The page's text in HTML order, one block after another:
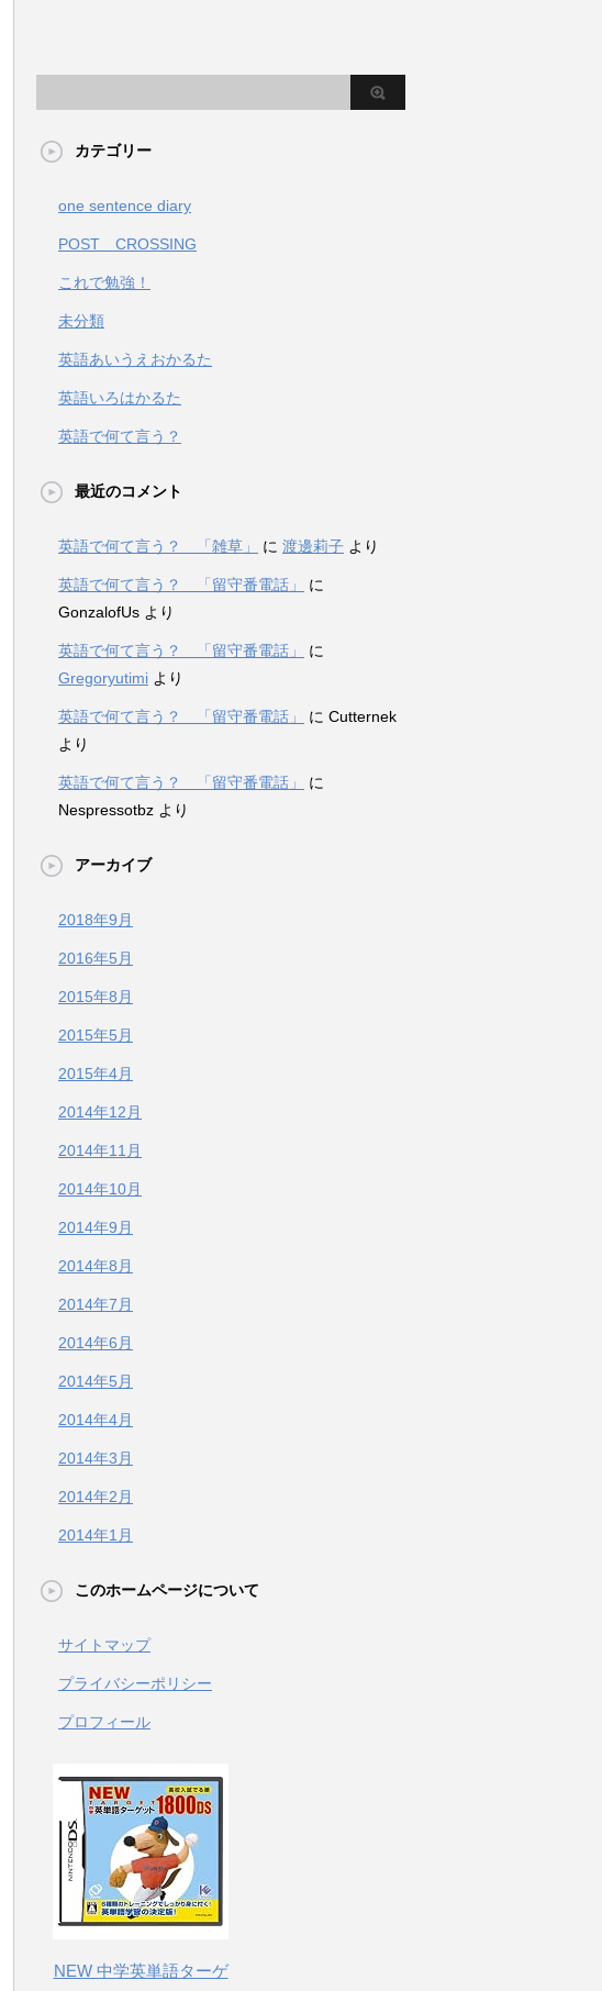
カテゴリー
one sentence diary
POST CROSSING
これで勉強！
未分類
英語あいうえおかるた
英語いろはかるた
英語で何て言う？
最近のコメント
英語で何て言う？ 「雑草」 に 渡邊莉子 より
英語で何て言う？ 「留守番電話」
に
GonzalofUs より
英語で何て言う？ 「留守番電話」
に
Gregoryutimi より
英語で何て言う？ 「留守番電話」 に Cutternek
より
英語で何て言う？ 「留守番電話」
に
Nespressotbz より
アーカイブ
2018年9月
2016年5月
2015年8月
2015年5月
2015年4月
2014年12月
2014年11月
2014年10月
2014年9月
2014年8月
2014年7月
2014年6月
2014年5月
2014年4月
2014年3月
2014年2月
2014年1月
このホームページについて
サイトマップ
プライバシーポリシー
プロフィール
NEW 中学英単語ターゲ